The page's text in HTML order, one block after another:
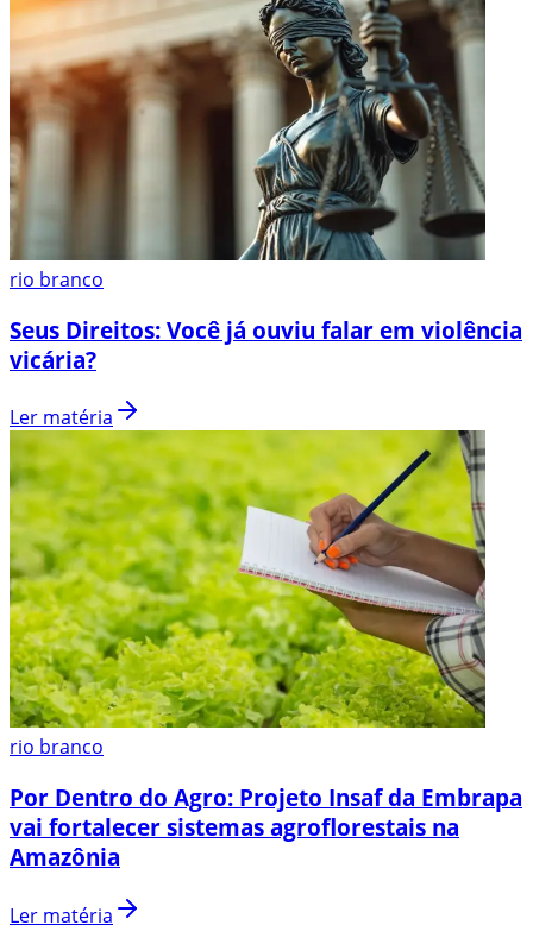
rio branco
Seus Direitos: Você já ouviu falar em violência
vicária?
Ler matéria
rio branco
Por Dentro do Agro: Projeto Insaf da Embrapa
vai fortalecer sistemas agroflorestais na
Amazônia
Ler matéria